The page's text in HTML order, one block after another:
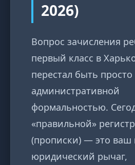
2026)
Вопрос зачисления
первый класс в
перестал быть просто
административной
формальностью.
«правильной»
(прописки) — это ваш
юридический рычаг,